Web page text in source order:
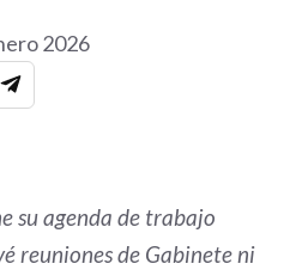
2026
su agenda de trabajo
reuniones de Gabinete ni